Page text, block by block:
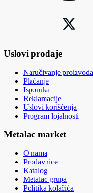
Uslovi prodaje
Naručivanje proizvoda
Plaćanje
Isporuka
Reklamacije
Uslovi korišćenja
Program lojalnosti
Metalac market
O nama
Prodavnice
Katalog
Metalac grupa
Politika kolačića